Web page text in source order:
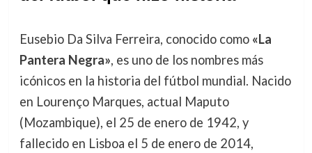
Eusebio Da Silva Ferreira, conocido como «La
Pantera Negra», es uno de los nombres más
icónicos en la historia del fútbol mundial. Nacido
en Lourenço Marques, actual Maputo
(Mozambique), el 25 de enero de 1942, y
fallecido en Lisboa el 5 de enero de 2014,